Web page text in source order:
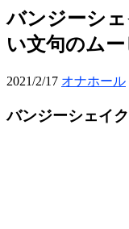
バンジーシ
い文句のム
2021/2/17 オナホール
バンジーシェイク